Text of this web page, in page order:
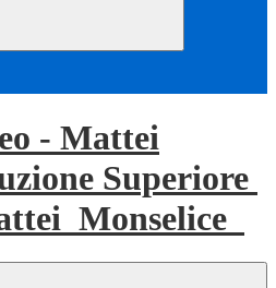
Superiore
Monselice